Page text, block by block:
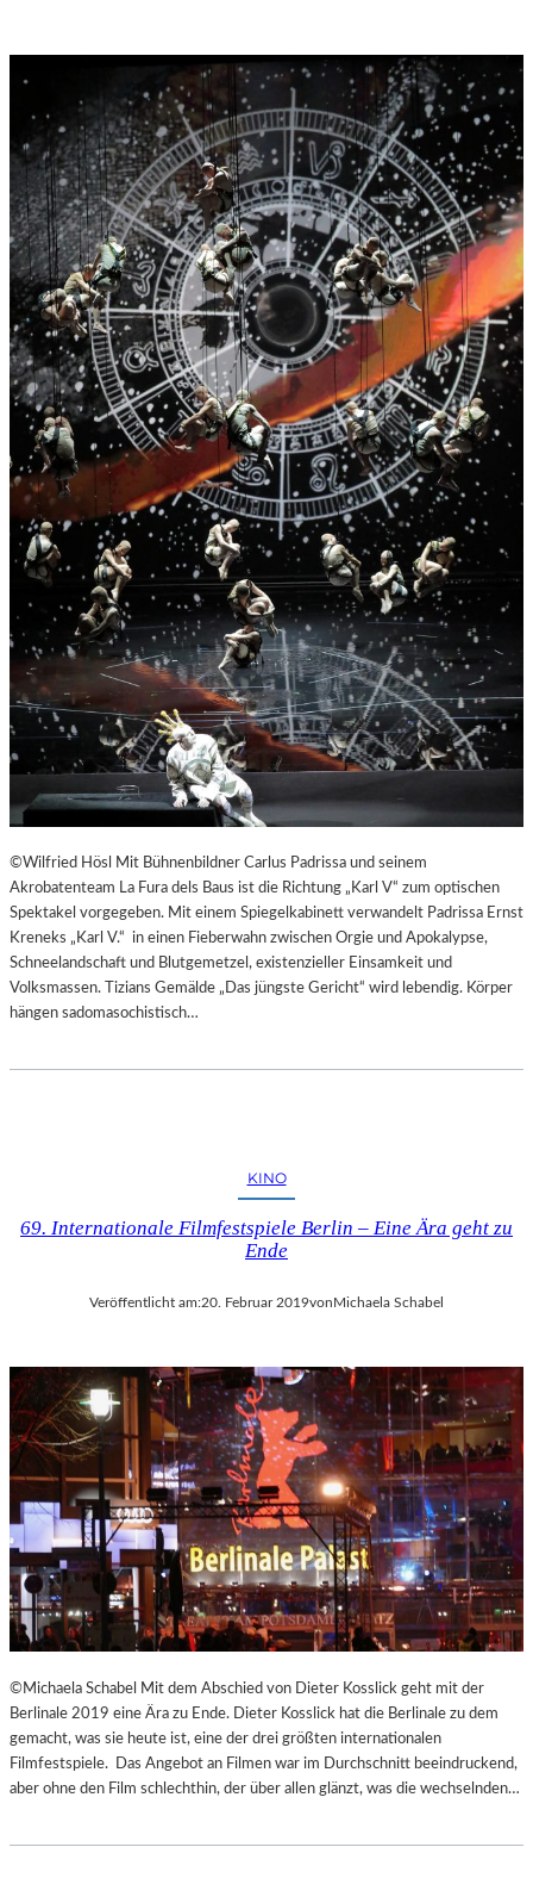
©Wilfried Hösl Mit Bühnenbildner Carlus Padrissa und seinem
Akrobatenteam La Fura dels Baus ist die Richtung „Karl V“ zum optischen
Spektakel vorgegeben. Mit einem Spiegelkabinett verwandelt Padrissa Ernst
Kreneks „Karl V.“ in einen Fieberwahn zwischen Orgie und Apokalypse,
Schneelandschaft und Blutgemetzel, existenzieller Einsamkeit und
Volksmassen. Tizians Gemälde „Das jüngste Gericht“ wird lebendig. Körper
hängen sadomasochistisch…
KINO
69. Internationale Filmfestspiele Berlin – Eine Ära geht zu
Ende
Veröffentlicht am:20. Februar 2019vonMichaela Schabel
©Michaela Schabel Mit dem Abschied von Dieter Kosslick geht mit der
Berlinale 2019 eine Ära zu Ende. Dieter Kosslick hat die Berlinale zu dem
gemacht, was sie heute ist, eine der drei größten internationalen
Filmfestspiele. Das Angebot an Filmen war im Durchschnitt beeindruckend,
aber ohne den Film schlechthin, der über allen glänzt, was die wechselnden…